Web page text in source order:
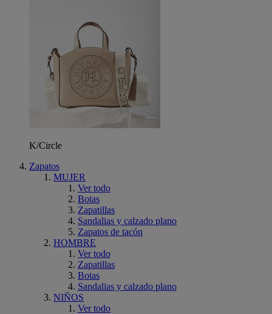
K/Circle
Zapatos
MUJER
Ver todo
Botas
Zapatillas
Sandalias y calzado plano
Zapatos de tacón
HOMBRE
Ver todo
Zapatillas
Botas
Sandalias y calzado plano
NIÑOS
Ver todo